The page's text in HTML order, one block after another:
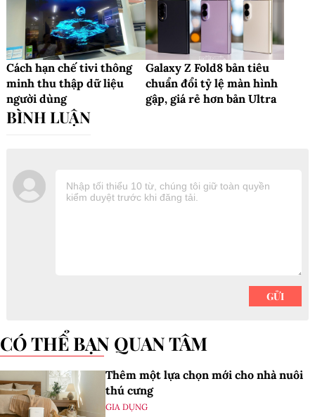
Cách hạn chế tivi thông
minh thu thập dữ liệu
người dùng
Galaxy Z Fold8 bản tiêu
chuẩn đổi tỷ lệ màn hình
gập, giá rẻ hơn bản Ultra
CÓ THỂ BẠN QUAN TÂM
Thêm một lựa chọn mới cho nhà nuôi
thú cưng
GIA DỤNG